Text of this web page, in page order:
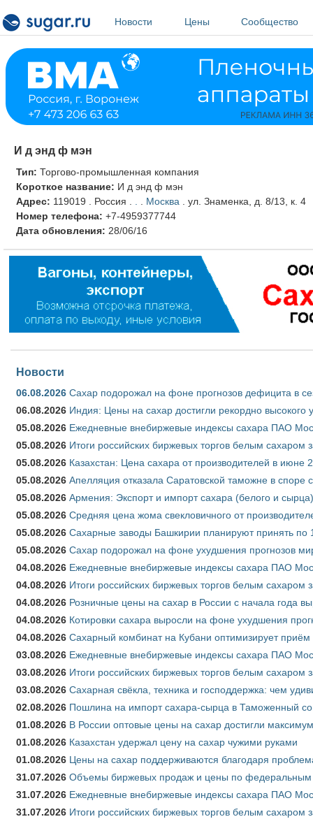
Новости
Цены Сообщество
И д энд ф мэн
Тип: Торгово-промышленная компания
Короткое название: И д энд ф мэн
Адрес: 119019 Россия Москва
ул. Знаменка, д. 8/13, к. 4
Номер телефона: +7-4959377744
Дата обновления: 28/06/16
Новости
06.08.2026 Сахар подорожал на фоне прогнозов дефицита в
06.08.2026 Индия: Цены на сахар достигли рекордно высокого
05.08.2026 Ежедневные внебиржевые индексы сахара ПАО
05.08.2026 Итоги российских биржевых торгов белым сахаром
05.08.2026 Казахстан: Цена сахара от производителей в июне
05.08.2026 Апелляция отказала Саратовской таможне в
05.08.2026 Армения: Экспорт и импорт сахара (белого и
05.08.2026 Средняя цена жома свекловичного от
05.08.2026 Сахарные заводы Башкирии планируют принять по
05.08.2026 Сахар подорожал на фоне ухудшения прогнозов
04.08.2026 Ежедневные внебиржевые индексы сахара ПАО
04.08.2026 Итоги российских биржевых торгов белым сахаром
04.08.2026 Розничные цены на сахар в России с начала года
04.08.2026 Котировки сахара выросли на фоне ухудшения
04.08.2026 Сахарный комбинат на Кубани оптимизирует приём
03.08.2026 Ежедневные внебиржевые индексы сахара ПАО
03.08.2026 Итоги российских биржевых торгов белым сахаром
03.08.2026 Сахарная свёкла, техника и господдержка: чем
02.08.2026 Пошлина на импорт сахара-сырца в Таможенный
01.08.2026 В России оптовые цены на сахар достигли
01.08.2026 Казахстан удержал цену на сахар чужими руками
01.08.2026 Цены на сахар поддерживаются благодаря
31.07.2026 Объемы биржевых продаж и цены по федеральным
31.07.2026 Ежедневные внебиржевые индексы сахара ПАО
31.07.2026 Итоги российских биржевых торгов белым сахаром